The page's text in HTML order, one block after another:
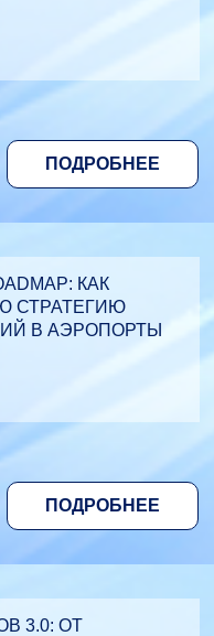
ПОДРОБНЕЕ
КАК
СТРАТЕГИЮ
В АЭРОПОРТЫ
ПОДРОБНЕЕ
3.0: ОТ